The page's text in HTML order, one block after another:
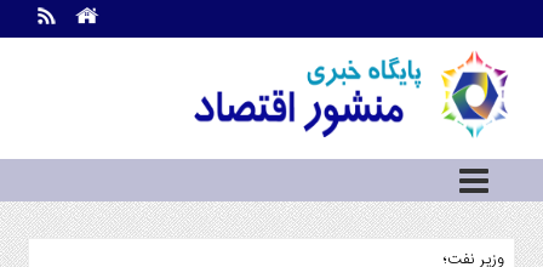
اطلاعات
تماس
ما
درباره
ما
سرویسوزیر نفت؛